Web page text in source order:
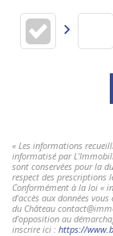
« Les informations
informatisé par
sont conservées pour la
respect des prescriptions
Conformément à la loi «
d'accès aux données
du Château
d'opposition au
inscrire ici : https://